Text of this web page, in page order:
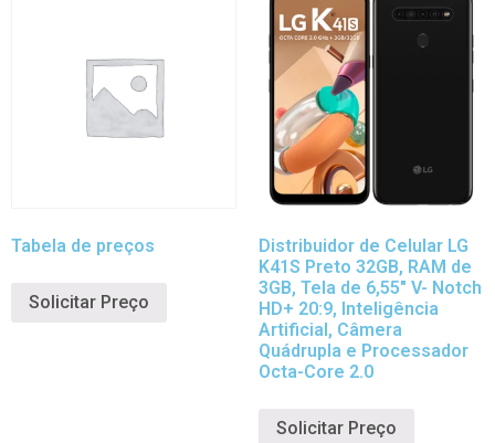
Tabela de preços
Solicitar Preço
Distribuidor de Celular LG
K41S Preto 32GB, RAM de
3GB, Tela de 6,55″ V- Notch
HD+ 20:9, Inteligência
Artificial, Câmera
Quádrupla e Processador
Octa-Core 2.0
Solicitar Preço